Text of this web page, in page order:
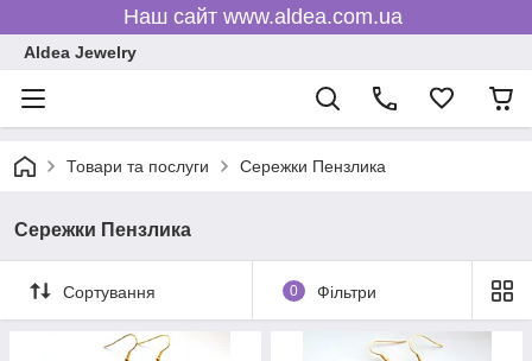
Наш сайт www.aldea.com.ua
Aldea Jewelry
Товари та послуги Сережки Пензлика
Сережки Пензлика
Сортування 0 Фільтри